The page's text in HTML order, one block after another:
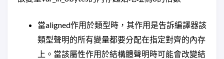
當aligned作用於類型時，其作用是告訴編譯器該
類型聲明的所有變量都要分配在指定對齊的內存
上。當該屬性作用於結構體聲明時可能會改變結